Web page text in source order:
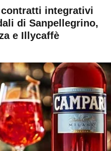
integrativi
di Sanpellegrino,
e Illycaffè